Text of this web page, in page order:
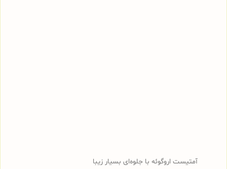
آمتیست اروگوئه با جلوه‌ای بسیار زیبا